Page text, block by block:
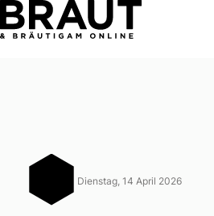
Hochzeitstorten-Trends 2026: Die
Dienstag, 14 April 2026